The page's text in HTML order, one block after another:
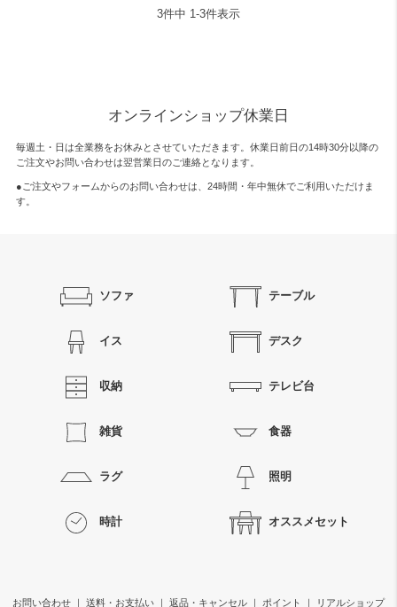
3件中 1-3件表示
オンラインショップ休業日
毎週土・日は全業務をお休みとさせていただきます。休業日前日の14時30分以降の
ご注文やお問い合わせは翌営業日のご連絡となります。
●ご注文やフォームからのお問い合わせは、 24時間・年中無休でご利用いただけま
す。
ソファ テーブル
イス デスク
収納 テレビ台
雑貨 食器
ラグ 照明
時計 オススメセット
お問い合わせ 送料・お支払い 返品・キャンセル ポイント リアルショップ